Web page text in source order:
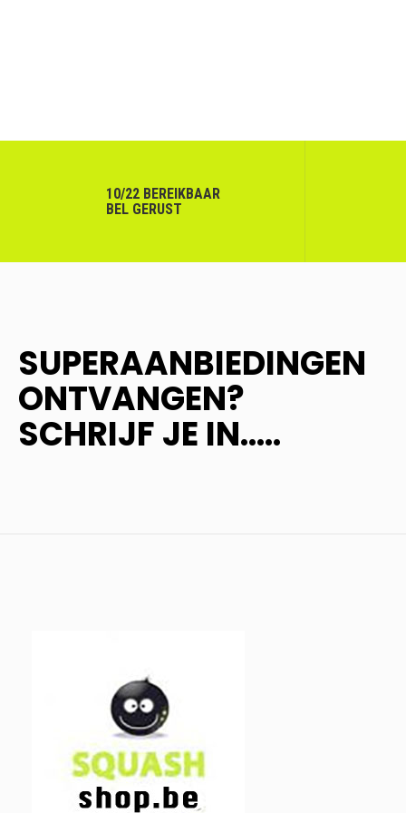
10/22 BEREIKBAAR
BEL GERUST
SUPERAANBIEDINGEN
ONTVANGEN?
SCHRIJF JE IN.....